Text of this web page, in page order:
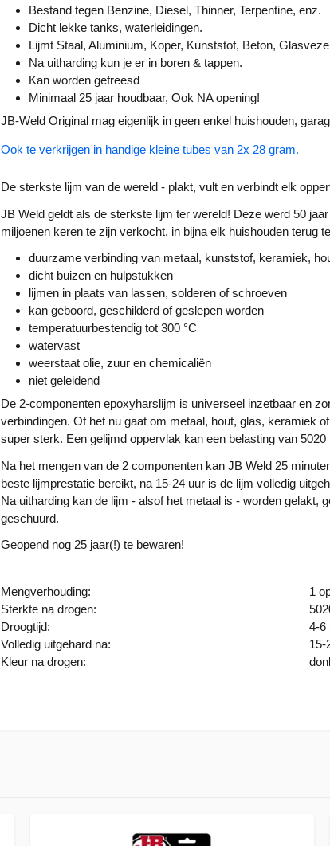
Bestand tegen Benzine, Diesel, Thinner, Terpentine, enz.
Dicht lekke tanks, waterleidingen.
Lijmt Staal, Aluminium, Koper, Kunststof, Beton,
Na uitharding kun je er in boren & tappen.
Kan worden gefreesd
Minimaal 25 jaar houdbaar, Ook NA opening!
JB-Weld Original mag eigenlijk in geen enkel huishouden,
Ook te verkrijgen in handige kleine tubes van 2x 28 gram.
De sterkste lijm van de wereld - plakt, vult en verbindt elk
JB Weld geldt als de sterkste lijm ter wereld! Deze werd 50
miljoenen keren te zijn verkocht, in bijna elk huishouden terug
duurzame verbinding van metaal, kunststof, keramiek,
dicht buizen en hulpstukken
lijmen in plaats van lassen, solderen of schroeven
kan geboord, geschilderd of geslepen worden
temperatuurbestendig tot 300 °C
watervast
weerstaat olie, zuur en chemicaliën
niet geleidend
De 2-componenten epoxyharslijm is universeel inzetbaar en
verbindingen. Of het nu gaat om metaal, hout, glas, keramiek
super sterk. Een gelijmd oppervlak kan een belasting van 5020
Na het mengen van de 2 componenten kan JB Weld 25
beste lijmprestatie bereikt, na 15-24 uur is de lijm volledig
Na uitharding kan de lijm - alsof het metaal is - worden gelakt,
geschuurd.
Geopend nog 25 jaar(!) te bewaren!
Mengverhouding:
1
Sterkte na drogen:
Droogtijd:
4-6
Volledig uitgehard na:
15-
Kleur na drogen: